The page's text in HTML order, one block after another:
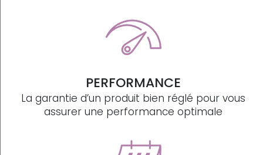
PERFORMANCE
La garantie d’un produit bien réglé pour vous
assurer une performance optimale